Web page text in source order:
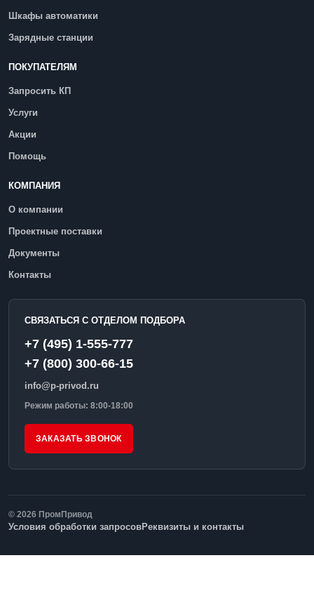
Шкафы автоматики
Зарядные станции
ПОКУПАТЕЛЯМ
Запросить КП
Услуги
Акции
Помощь
КОМПАНИЯ
О компании
Проектные поставки
Документы
Контакты
СВЯЗАТЬСЯ С ОТДЕЛОМ ПОДБОРА
+7 (495) 1-555-777
+7 (800) 300-66-15
info@p-privod.ru
Режим работы: 8:00-18:00
ЗАКАЗАТЬ ЗВОНОК
© 2026 ПромПривод
Условия обработки запросовРеквизиты и контакты